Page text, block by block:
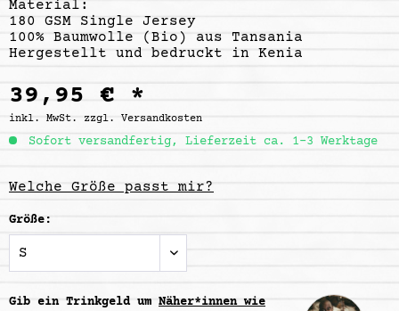
Material:
180 GSM Single Jersey
100% Baumwolle (Bio) aus Tansania
Hergestellt und bedruckt in Kenia
39,95 € *
inkl. MwSt. zzgl. Versandkosten
Sofort versandfertig, Lieferzeit ca. 1-3 Werktage
Welche Größe passt mir?
Größe:
Gib ein Trinkgeld um Näher*innen wie